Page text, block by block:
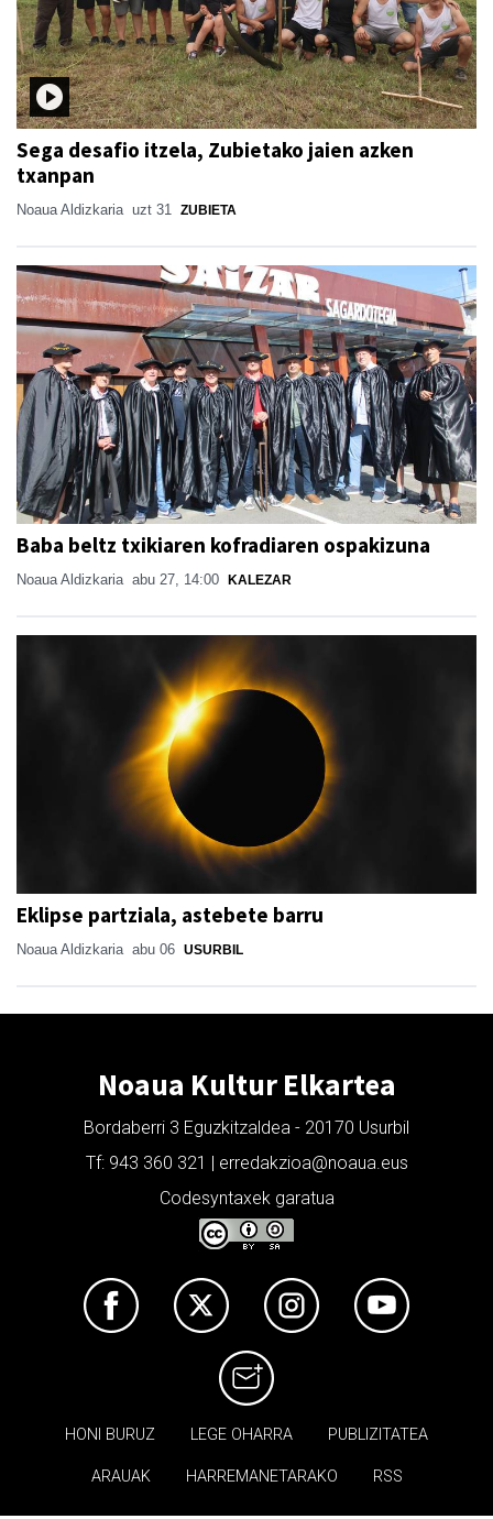
Sega desafio itzela, Zubietako jaien azken
txanpan
Noaua Aldizkaria uzt 31 ZUBIETA
Baba beltz txikiaren kofradiaren ospakizuna
Noaua Aldizkaria abu 27, 14:00 KALEZAR
Eklipse partziala, astebete barru
Noaua Aldizkaria abu 06 USURBIL
Noaua Kultur Elkartea
Bordaberri 3 Eguzkitzaldea - 20170 Usurbil
Tf: 943 360 321 | erredakzioa@noaua.eus
Codesyntaxek garatua
HONI BURUZ LEGE OHARRA PUBLIZITATEA
ARAUAK HARREMANETARAKO RSS